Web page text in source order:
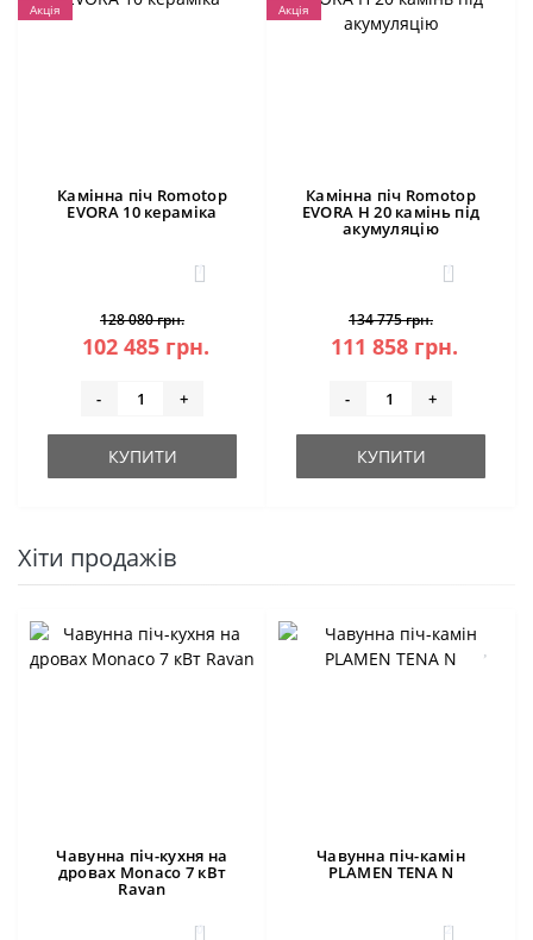
Акція
Камінна піч Romotop
EVORA 10 кераміка
1
128 080 грн.
102 485 грн.
- +
КУПИТИ
Акція
Камінна піч Romotop
EVORA H 20 камінь під
акумуляцію
1
134 775 грн.
111 858 грн.
- +
КУПИТИ
Хіти продажів
Чавунна піч-кухня на
дровах Monaco 7 кВт
Ravan
0
Чавунна піч-камін
PLAMEN TENA N
2